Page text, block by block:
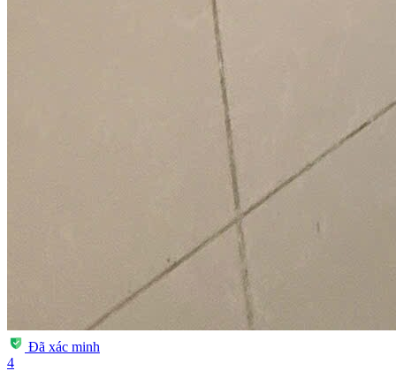
Đã xác minh
4